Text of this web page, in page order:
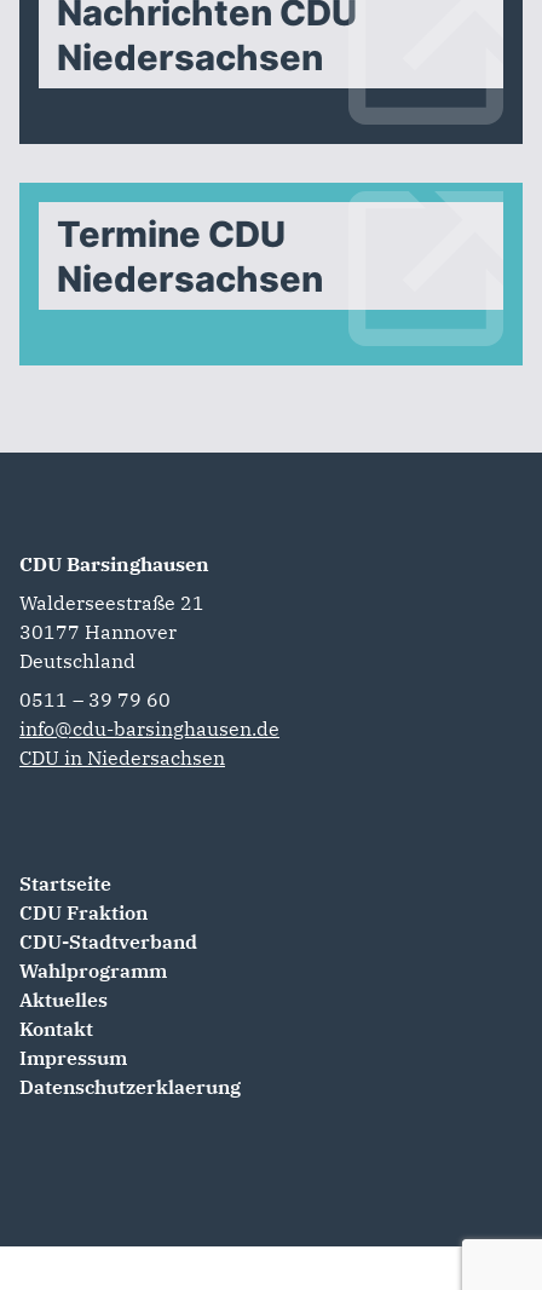
Nachrichten CDU
Niedersachsen
Termine CDU
Niedersachsen
CDU Barsinghausen
Walderseestraße 21
30177 Hannover
Deutschland
0511 – 39 79 60
info@cdu-barsinghausen.de
CDU in Niedersachsen
Startseite
CDU Fraktion
CDU-Stadtverband
Wahlprogramm
Aktuelles
Kontakt
Impressum
Datenschutzerklaerung